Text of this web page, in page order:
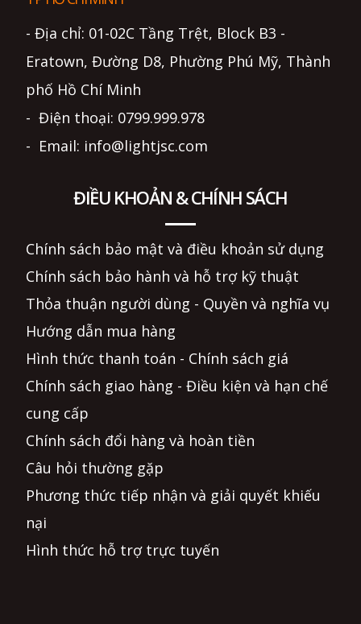
- Địa chỉ: 01-02C Tầng Trệt, Block B3 -
Eratown, Đường D8, Phường Phú Mỹ, Thành
phố Hồ Chí Minh
- Điện thoại: 0799.999.978
- Email: info@lightjsc.com
ĐIỀU KHOẢN & CHÍNH SÁCH
Chính sách bảo mật và điều khoản sử dụng
Chính sách bảo hành và hỗ trợ kỹ thuật
Thỏa thuận người dùng - Quyền và nghĩa vụ
Hướng dẫn mua hàng
Hình thức thanh toán - Chính sách giá
Chính sách giao hàng - Điều kiện và hạn chế
cung cấp
Chính sách đổi hàng và hoàn tiền
Câu hỏi thường gặp
Phương thức tiếp nhận và giải quyết khiếu
nại
Hình thức hỗ trợ trực tuyến